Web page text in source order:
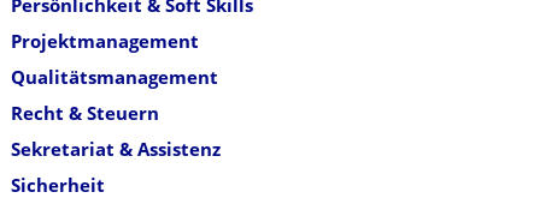
Projektmanagement
Qualitätsmanagement
Recht & Steuern
Sekretariat & Assistenz
Sicherheit